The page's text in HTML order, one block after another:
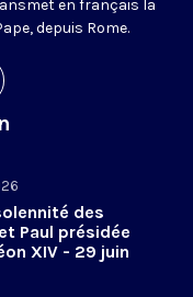
en français la
depuis Rome.
des
Paul présidée
XIV - 29 juin